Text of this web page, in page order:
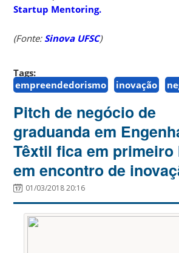
Startup Mentoring.
(Fonte: Sinova UFSC)
Tags:
empreendedorismo
inovação
Pitch de negócio de
graduanda em
Têxtil fica em primeiro
em encontro de
01/03/2018 20:16